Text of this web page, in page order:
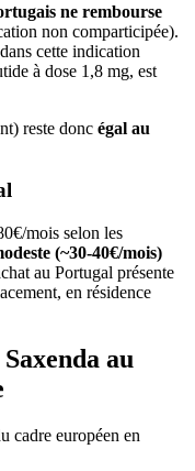
ne rembourse
non comparticipée).
cette indication
à dose 1,8 mg, est
reste donc égal au
mois selon les
(~30-40€/mois)
au Portugal présente
en résidence
au
cadre européen en